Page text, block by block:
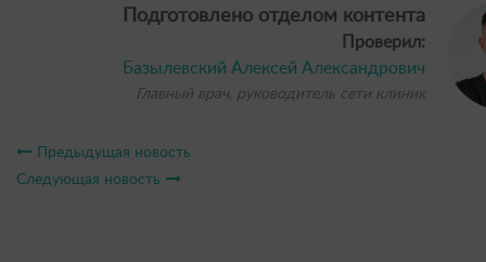
Подготовлено отделом контента
Проверил:
Базылевский Алексей Александрович
Главный врач, руководитель сети клиник
Предыдущая новость
Следующая новость